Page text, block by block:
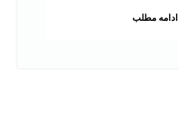
ادامه مطلب